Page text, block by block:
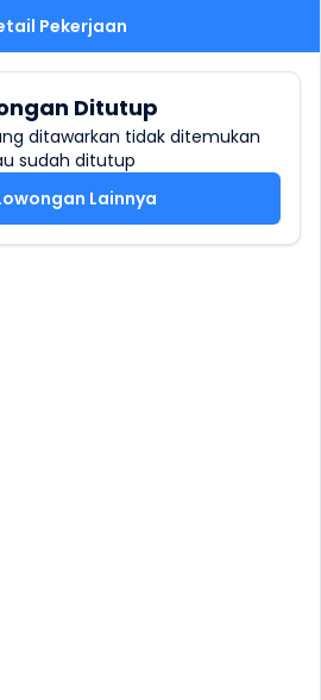
Pekerjaan
Ditutup
ditawarkan tidak ditemukan
sudah ditutup
Lainnya